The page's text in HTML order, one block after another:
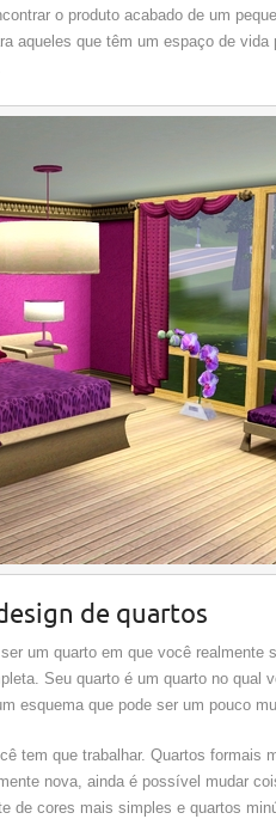
o produto acabado de um
aqueles que têm um espaço de
de quartos
um quarto em que você
Seu quarto é um quarto no qual
esquema que pode ser um pouco
tem que trabalhar. Quartos
nova, ainda é possível mudar
de cores mais simples e quartos